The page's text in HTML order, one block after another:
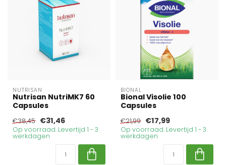
NUTRISAN
Nutrisan NutriMK7 60
Capsules
€38,45 €31,46
Op voorraad. Levertijd 1 - 3
werkdagen
BIONAL
Bional Visolie 100
Capsules
€21,99 €17,99
Op voorraad. Levertijd 1 - 3
werkdagen